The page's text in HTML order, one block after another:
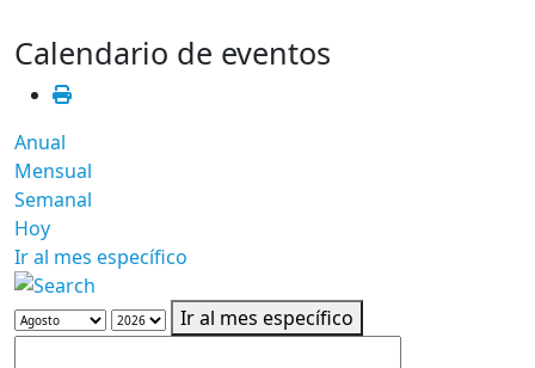
Calendario de eventos
Anual
Mensual
Semanal
Hoy
Ir al mes específico
Ir al mes específico